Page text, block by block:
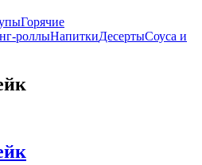
Горячие
роллыНапиткиДесертыСоуса и